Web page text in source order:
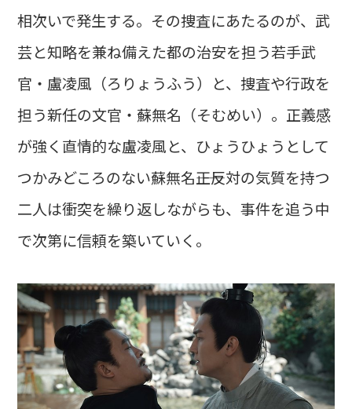
相次いで発生する。その捜査にあたるのが、武
芸と知略を兼ね備えた都の治安を担う若手武
官・盧凌風（ろりょうふう）と、捜査や行政を
担う新任の文官・蘇無名（そむめい）。正義感
が強く直情的な盧凌風と、ひょうひょうとして
つかみどころのない蘇無名――正反対の気質を持つ
二人は衝突を繰り返しながらも、事件を追う中
で次第に信頼を築いていく。